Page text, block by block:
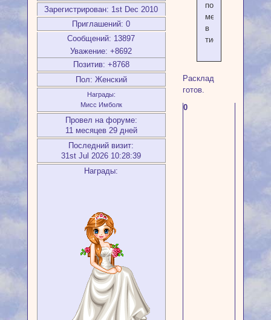
Зарегистрирован: 1st Dec 2010
Приглашений: 0
Сообщений: 13897
Уважение: +8692
Позитив: +8768
Пол: Женский
Награды:
Мисс Имболк
Провел на форуме:
11 месяцев 29 дней
Последний визит:
31st Jul 2026 10:28:39
Награды:
подзажало
меня
в
тисках
Расклад
готов.
0